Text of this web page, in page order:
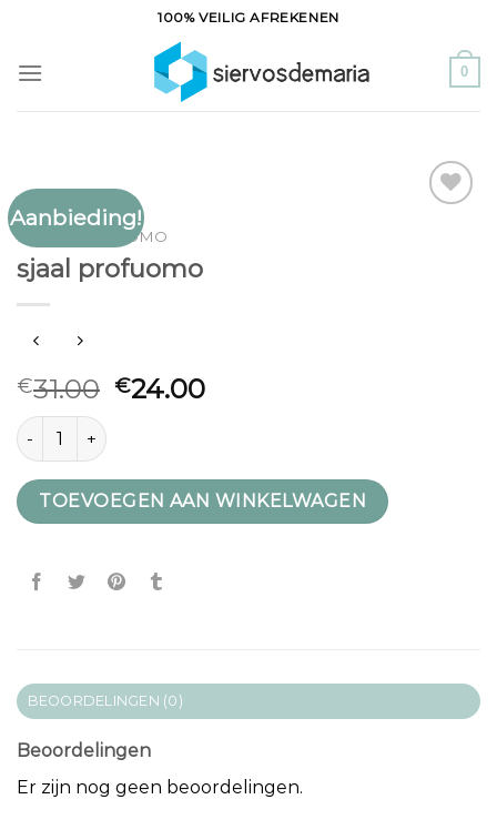
inhoud
100% VEILIG AFREKENEN
0
Aanbieding!
SJAAL PROFUOMO
sjaal profuomo
€31.00 €24.00
sjaal profuomo aantal
TOEVOEGEN AAN WINKELWAGEN
BEOORDELINGEN (0)
Beoordelingen
Er zijn nog geen beoordelingen.